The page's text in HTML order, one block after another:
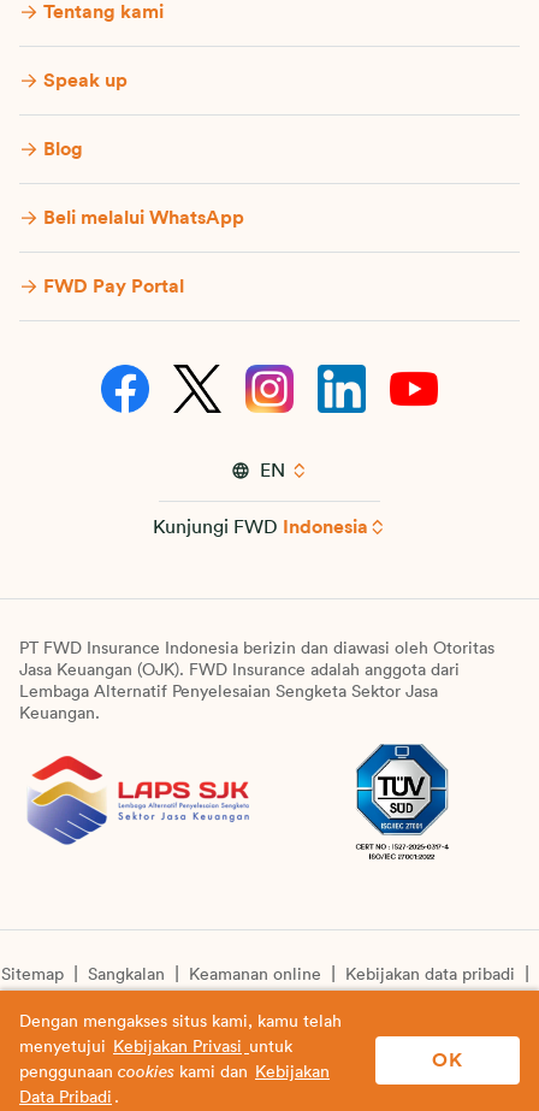
Tentang kami
Speak up
Blog
Beli melalui WhatsApp
FWD Pay Portal
EN
Kunjungi FWD Indonesia
PT FWD Insurance Indonesia berizin dan diawasi oleh Otoritas
Jasa Keuangan (OJK). FWD Insurance adalah anggota dari
Lembaga Alternatif Penyelesaian Sengketa Sektor Jasa
Keuangan.
Sitemap Sangkalan Keamanan online
Kebijakan data pribadi
© Copyright 2026 PT FWD Insurance Indonesia. All rights
reserved.
Dengan mengakses situs kami, kamu telah
menyetujui
Kebijakan Privasi untuk
penggunaan cookies kami dan
Kebijakan
Data Pribadi .
OK